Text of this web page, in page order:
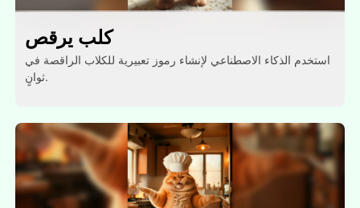
كلب يرقص
استخدم الذكاء الاصطناعي لإنشاء رموز تعبيرية للكلاب الراقصة في
ثوانٍ.